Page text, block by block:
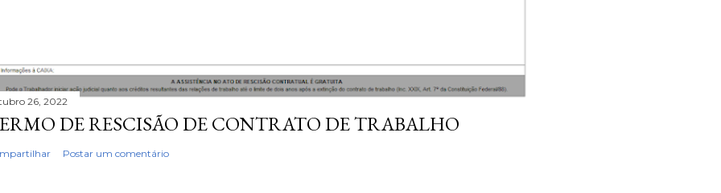
26, 2022
DE RESCISÃO DE CONTRATO DE TRABALHO
Postar um comentário